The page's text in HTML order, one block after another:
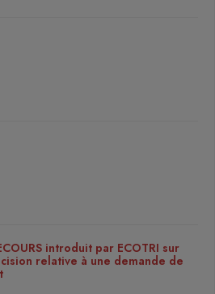
introduit par ECOTRI sur
relative à une demande de